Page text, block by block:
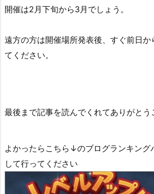
開催は2月下旬から3月でしょう。
遠方の方は開催場所発表後、すぐ前日か
てください。
最後まで記事を読んでくれてありがとう
よかったらこちら↓のブログランキング
して行ってください